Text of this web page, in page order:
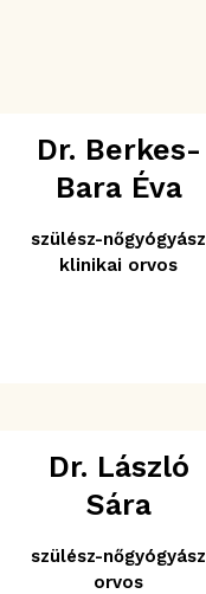
Dr. Berkes-
Bara Éva
szülész-nőgyógyász
klinikai orvos
Dr. László
Sára
szülész-nőgyógyász
orvos